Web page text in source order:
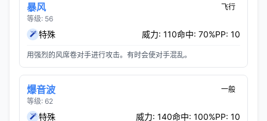
暴风
等级: 56
飞行
特殊 威力: 110命中: 70%PP: 10
用强烈的风席卷对手进行攻击。有时会使对手混乱。
爆音波
等级: 62
一般
特殊 威力: 140命中: 100%PP: 10